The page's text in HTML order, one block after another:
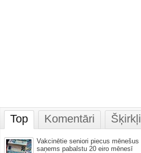
Top Komentāri Šķirkļi
Vakcinētie seniori piecus mēnešus
saņems pabalstu 20 eiro mēnesī